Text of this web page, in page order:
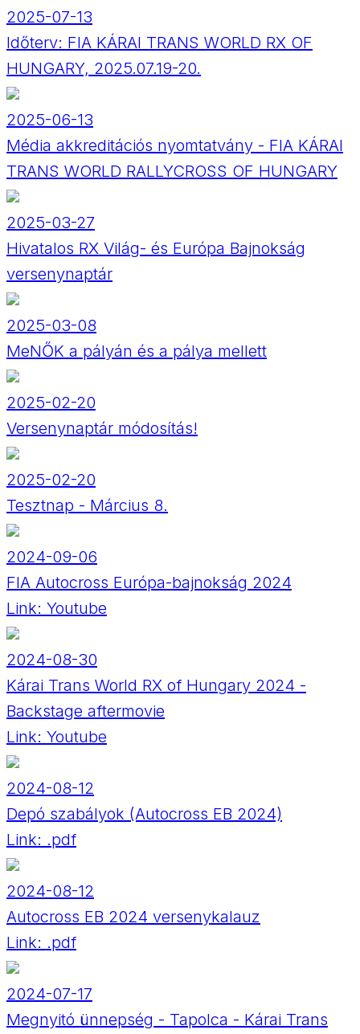
2025-07-13
Időterv: FIA KÁRAI TRANS WORLD RX OF
HUNGARY, 2025.07.19-20.
2025-06-13
Média akkreditációs nyomtatvány - FIA KÁRAI
TRANS WORLD RALLYCROSS OF HUNGARY
2025-03-27
Hivatalos RX Világ- és Európa Bajnokság
versenynaptár
2025-03-08
MeNŐK a pályán és a pálya mellett
2025-02-20
Versenynaptár módosítás!
2025-02-20
Tesztnap - Március 8.
2024-09-06
FIA Autocross Európa-bajnokság 2024
Link: Youtube
2024-08-30
Kárai Trans World RX of Hungary 2024 -
Backstage aftermovie
Link: Youtube
2024-08-12
Depó szabályok (Autocross EB 2024)
Link: .pdf
2024-08-12
Autocross EB 2024 versenykalauz
Link: .pdf
2024-07-17
Megnyitó ünnepség - Tapolca - Kárai Trans